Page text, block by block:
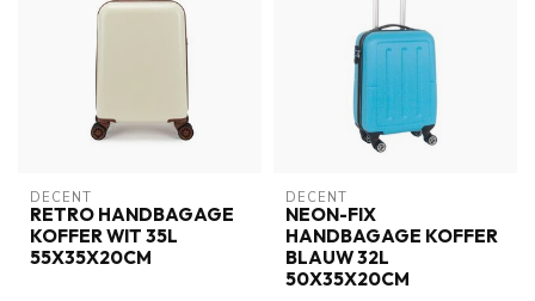
DECENT
RETRO HANDBAGAGE
KOFFER WIT 35L
55X35X20CM
DECENT
NEON-FIX
HANDBAGAGE KOFFER
BLAUW 32L
50X35X20CM